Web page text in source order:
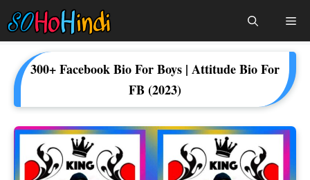
To
Content
300+ Facebook Bio For Boys | Attitude Bio For
FB (2023)